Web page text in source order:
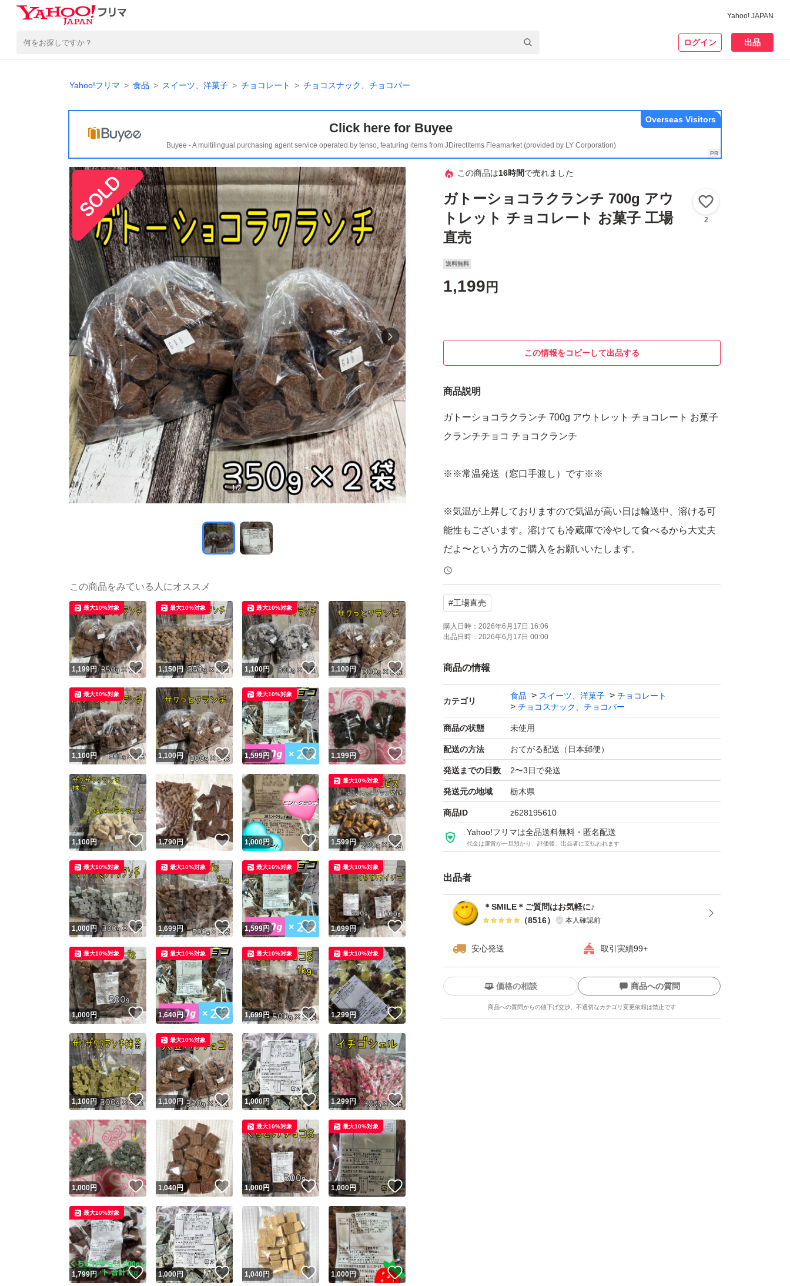
Yahoo! JAPAN
ログイン 出品
Yahoo!フリマ 食品 スイーツ、洋菓子 チョコレート チョコスナック、チョコバー
Click here for Buyee
Buyee - A multilingual purchasing agent service operated by tenso, featuring items from JDirectItems Fleamarket (provided by LY Corporation)
Overseas Visitors
1/2
この商品は16時間で売れました
ガトーショコラクランチ 700g アウ
トレット チョコレート お菓子 工場
直売
2
送料無料
1,199 円
この情報をコピーして出品する
商品説明
ガトーショコラクランチ 700g アウトレット チョコレート お菓子
クランチチョコ チョコクランチ
※※常温発送（窓口手渡し）です※※
※気温が上昇しておりますので気温が高い日は輸送中、溶ける可
能性もございます。溶けても冷蔵庫で冷やして食べるから大丈夫
だよ〜という方のご購入をお願いいたします。
◎チョコが溶けていたという理由での悪い評価はご遠慮くださ
い！
●チョコレートのアウトレット商品です。最初から欠け割れ等あ
りますがお味は美味しいです^_^
●ガトーショコラクランチ 裸品 350g×2袋
●賞味期限、原材料等は画像2枚目をご覧ください。
※ゆうパケット（窓口手渡し）での発送です。厚さがギリギリの
ため、緩衝材なし、宅配ビニール袋と封筒での梱包となります。
※他にも、アウトレットお菓子出品しております。
特徴...アウトレット
#工場直売
購入日時： 2026年6月17日 16:06
出品日時： 2026年6月17日 00:00
商品の情報
カテゴリ
食品 スイーツ、洋菓子
チョコレート
チョコスナック、チョコバー
商品の状態 未使用
配送の方法 おてがる配送（日本郵便）
発送までの日数 2〜3日で発送
発送元の地域 栃木県
商品ID z628195610
Yahoo!フリマは全品送料無料・匿名配送
代金は運営が一旦預かり、評価後、出品者に支払われます
出品者
＊SMILE＊ご質問はお気軽に♪
（8516） 本人確認前
安心発送 取引実績99+
ユーザーの実績について
Yahoo!フリマが定めた一定の基準を満たしたユーザーにバッジを付与しています
安心取引出品者
安心取引出品者 Yahoo!フリマの基準をクリアした安心・安全なユーザーです
取引実績
価格の相談 商品への質問
商品への質問からの値下げ交渉、不適切なカテゴリ変更依頼は禁止です
この商品の情報をコピーします
商品画像の無断転載は禁止されています
この商品をみている人にオススメ
1,199円 いいね！
最大10%対象
1,150円 いいね！
最大10%対象
1,100円 いいね！
最大10%対象
1,100円 いいね！
1,100円 いいね！
最大10%対象
1,100円 いいね！
1,599円 いいね！
最大10%対象
1,199円 いいね！
1,100円 いいね！
1,790円 いいね！
1,000円 いいね！
1,599円
最大10%対象
1,000円 いいね！
最大10%対象
1,699円 いいね！
最大10%対象
1,599円 いいね！
最大10%対象
1,699円
最大10%対象
1,000円 いいね！
最大10%対象
1,640円 いいね！
最大10%対象
1,699円 いいね！
最大10%対象
1,299円 いいね！
最大10%対象
1,100円 いいね！
1,100円 いいね！
最大10%対象
1,000円 いいね！
1,299円 いいね！
1,000円 いいね！
1,040円 いいね！
1,000円 いいね！
最大10%対象
1,000円 いいね！
最大10%対象
1,799円 いいね！
最大10%対象
1,000円 いいね！
1,040円 いいね！
1,000円 いいね！